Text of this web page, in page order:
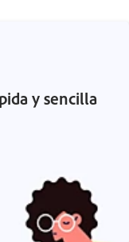
y sencilla